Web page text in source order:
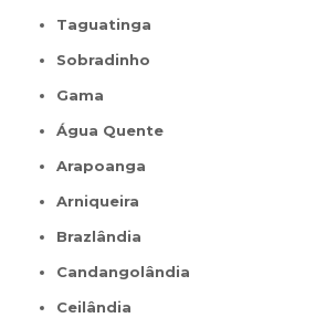
Taguatinga
Sobradinho
Gama
Água Quente
Arapoanga
Arniqueira
Brazlândia
Candangolândia
Ceilândia